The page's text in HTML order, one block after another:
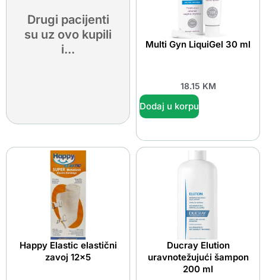
Drugi pacijenti
su uz ovo kupili
i...
Multi Gyn LiquiGel 30 ml
18.15 KM
Dodaj u korpu
Happy Elastic elastični
zavoj 12×5
Ducray Elution
uravnotežujući šampon
200 ml